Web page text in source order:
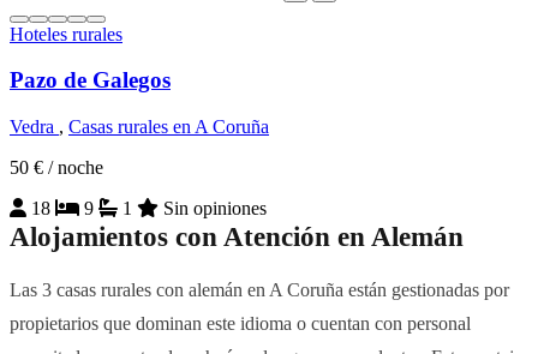
Hoteles rurales
Pazo de Galegos
Vedra , Casas rurales en A Coruña
50 € / noche
18
9 1 Sin opiniones
Alojamientos con Atención en Alemán
Las 3 casas rurales con alemán en A Coruña están gestionadas por
propietarios que dominan este idioma o cuentan con personal